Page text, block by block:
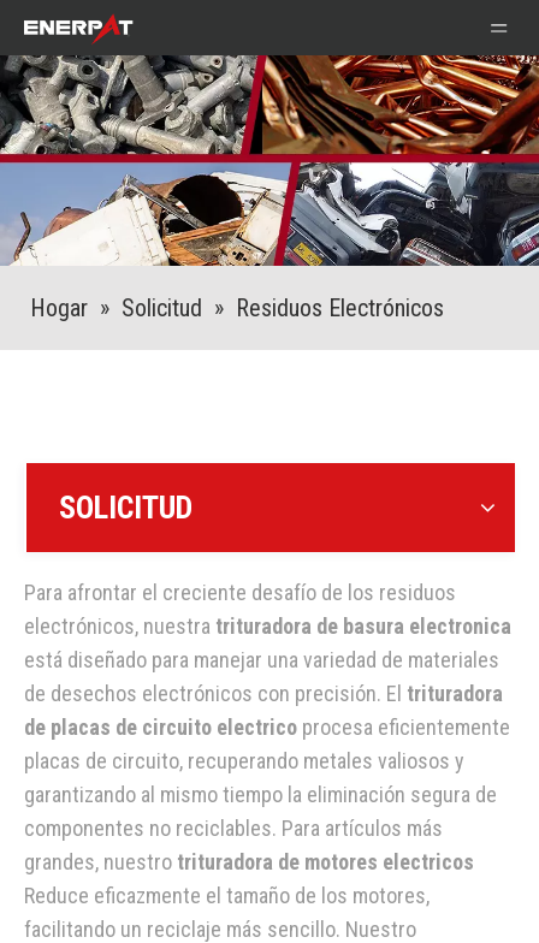
Hogar » Solicitud » Residuos Electrónicos
SOLICITUD
Para afrontar el creciente desafío de los residuos
electrónicos, nuestra trituradora de basura electronica
está diseñado para manejar una variedad de materiales
de desechos electrónicos con precisión. El trituradora
de placas de circuito electrico procesa eficientemente
placas de circuito, recuperando metales valiosos y
garantizando al mismo tiempo la eliminación segura de
componentes no reciclables. Para artículos más
grandes, nuestro trituradora de motores electricos
Reduce eficazmente el tamaño de los motores,
facilitando un reciclaje más sencillo. Nuestro